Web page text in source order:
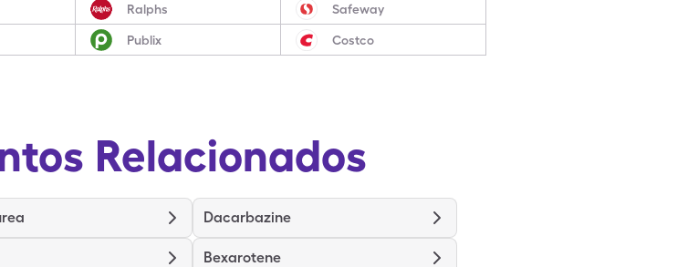
Ralphs Safeway
Publix Costco
Relacionados
Dacarbazine
Bexarotene